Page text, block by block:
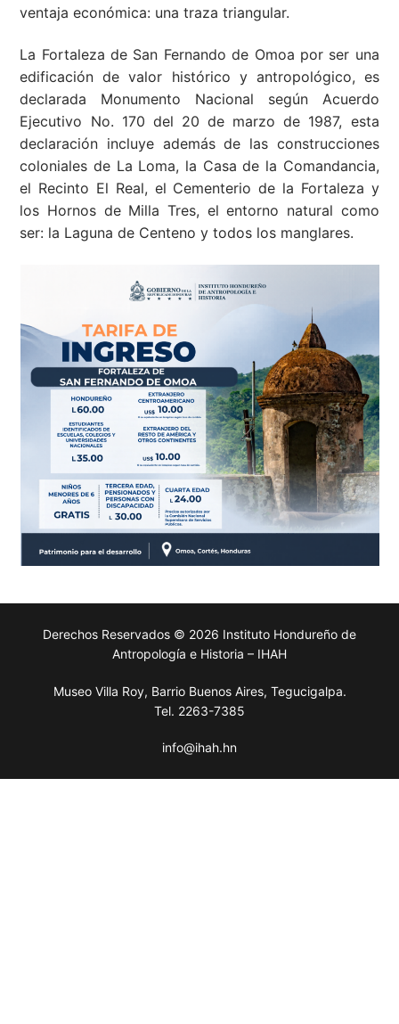
ventaja económica: una traza triangular.
La Fortaleza de San Fernando de Omoa por ser una
edificación de valor histórico y antropológico, es
declarada Monumento Nacional según Acuerdo
Ejecutivo No. 170 del 20 de marzo de 1987, esta
declaración incluye además de las construcciones
coloniales de La Loma, la Casa de la Comandancia,
el Recinto El Real, el Cementerio de la Fortaleza y
los Hornos de Milla Tres, el entorno natural como
ser: la Laguna de Centeno y todos los manglares.
Derechos Reservados © 2026 Instituto Hondureño de
Antropología e Historia – IHAH
Museo Villa Roy, Barrio Buenos Aires, Tegucigalpa.
Tel. 2263-7385
info@ihah.hn